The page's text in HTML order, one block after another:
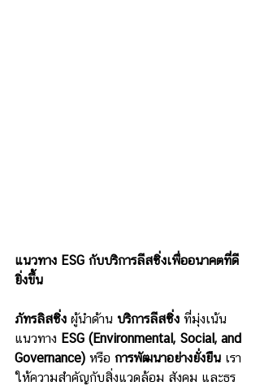
แนวทาง ESG กับบริการลีสซิ่งเพื่ออนาคตที่ดี
ยิ่งขึ้น
ภัทรลิสซิ่ง ผู้นำด้าน บริการลีสซิ่ง ที่มุ่งเน้น
แนวทาง ESG (Environmental, Social, and
Governance) หรือ การพัฒนาอย่างยั่งยืน เรา
ให้ความสำคัญกับสิ่งแวดล้อม สังคม และธร